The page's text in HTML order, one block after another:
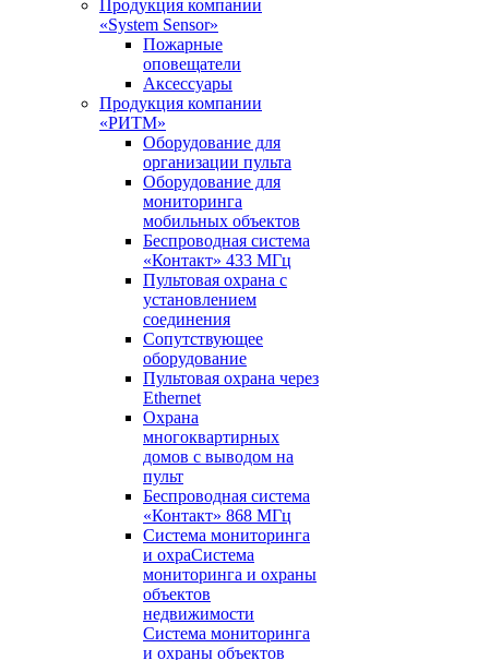
Продукция компании
«System Sensor»
Пожарные
оповещатели
Аксессуары
Продукция компании
«РИТМ»
Оборудование для
организации пульта
Оборудование для
мониторинга
мобильных объектов
Беспроводная система
«Контакт» 433 МГц
Пультовая охрана с
установлением
соединения
Сопутствующее
оборудование
Пультовая охрана через
Ethernet
Охрана
многоквартирных
домов с выводом на
пульт
Беспроводная система
«Контакт» 868 МГц
Система мониторинга
и охраСистема
мониторинга и охраны
объектов
недвижимости
Система мониторинга
и охраны объектов